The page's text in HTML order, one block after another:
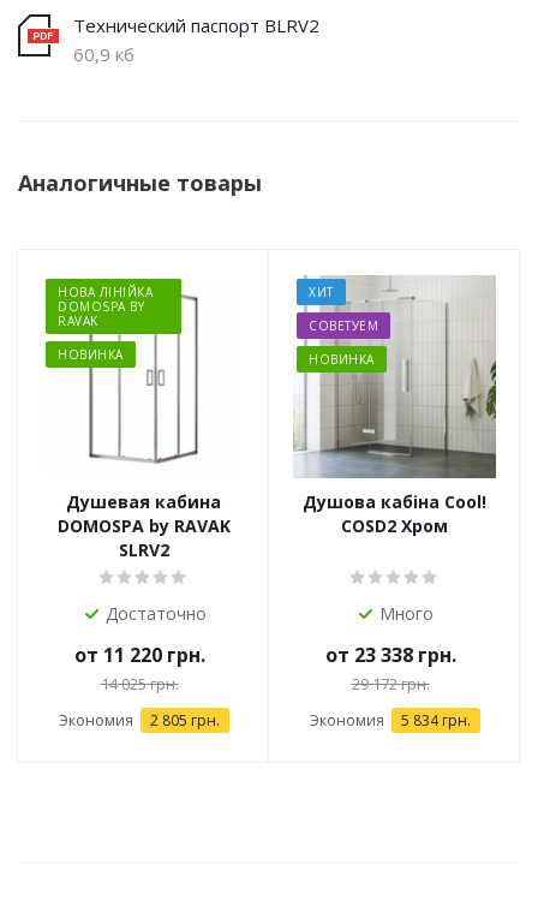
Технический паспорт BLRV2
60,9 кб
Аналогичные товары
НОВА ЛІНІЙКА
DOMOSPA BY
RAVAK
НОВИНКА
Душевая кабина
DOMOSPA by RAVAK
SLRV2
Достаточно
от 11 220 грн.
14 025 грн.
Экономия 2 805 грн.
ХИТ
СОВЕТУЕМ
НОВИНКА
Душова кабіна Cool!
COSD2 Хром
Много
от 23 338 грн.
29 172 грн.
Экономия 5 834 грн.